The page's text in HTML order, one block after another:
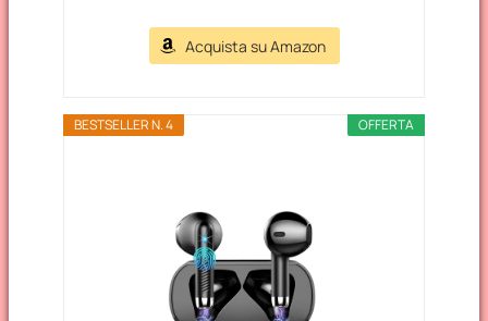
Acquista su Amazon
OFFERTA
BESTSELLER N. 4